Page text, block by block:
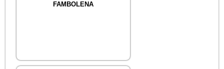
FAMBOLENA